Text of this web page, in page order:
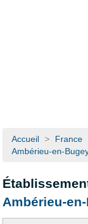
Accueil > France
Ambérieu-en-
Ambérieu-